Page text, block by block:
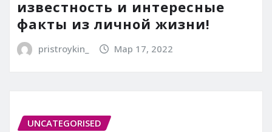
известность и интересные
факты из личной жизни!
pristroykin_ Мар 17, 2022
UNCATEGORISED